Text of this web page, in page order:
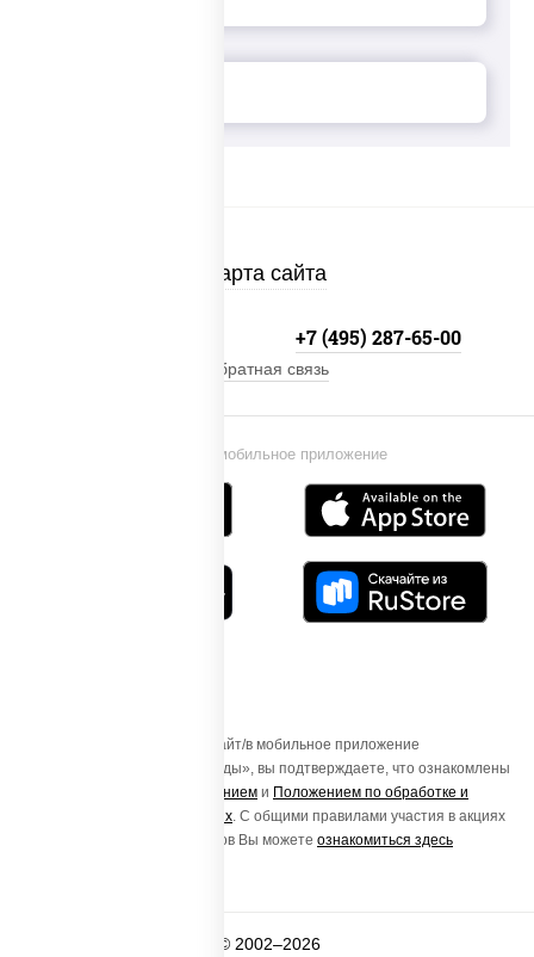
Карта сайта
Установи мобильное приложение
+7 (495) 287-65-00
Обратная связь
Осуществляя вход на этот Сайт/в мобильное приложение
«ПиццаСушиВок - доставка еды», вы подтверждаете, что ознакомлены
Пользовательским соглашением и Положением по обработке и
защите персональных данных . С общими правилами участия в акциях
и порядке получения подарков Вы можете ознакомиться здесь
© 2002–2026